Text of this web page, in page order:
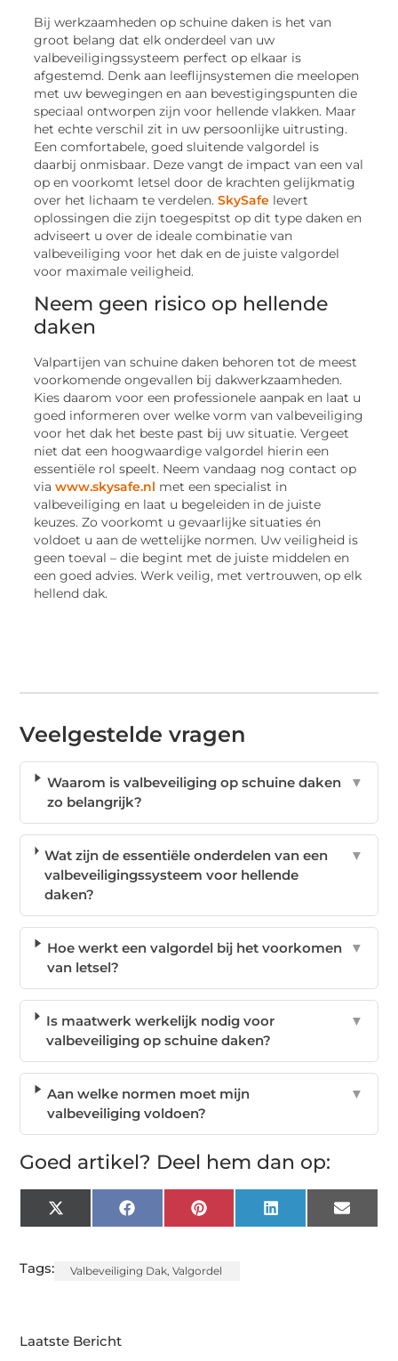
Bij werkzaamheden op schuine daken is het van
groot belang dat elk onderdeel van uw
valbeveiligingssysteem perfect op elkaar is
afgestemd. Denk aan leeflijnsystemen die meelopen
met uw bewegingen en aan bevestigingspunten die
speciaal ontworpen zijn voor hellende vlakken. Maar
het echte verschil zit in uw persoonlijke uitrusting.
Een comfortabele, goed sluitende valgordel is
daarbij onmisbaar. Deze vangt de impact van een val
op en voorkomt letsel door de krachten gelijkmatig
over het lichaam te verdelen.SkySafe levert
oplossingen die zijn toegespitst op dit type daken en
adviseert u over de ideale combinatie van
valbeveiliging voor het dak en de juiste valgordel
voor maximale veiligheid.
Neem geen risico op hellende
daken
Valpartijen van schuine daken behoren tot de meest
voorkomende ongevallen bij dakwerkzaamheden.
Kies daarom voor een professionele aanpak en laat u
goed informeren over welke vorm van valbeveiliging
voor het dak het beste past bij uw situatie. Vergeet
niet dat een hoogwaardige valgordel hierin een
essentiële rol speelt. Neem vandaag nog contact op
viawww.skysafe.nl met een specialist in
valbeveiliging en laat u begeleiden in de juiste
keuzes. Zo voorkomt u gevaarlijke situaties én
voldoet u aan de wettelijke normen. Uw veiligheid is
geen toeval – die begint met de juiste middelen en
een goed advies. Werk veilig, met vertrouwen, op elk
hellend dak.
Veelgestelde vragen
Waarom is valbeveiliging op schuine daken
zo belangrijk?
▼
Wat zijn de essentiële onderdelen van een
valbeveiligingssysteem voor hellende
daken?
▼
Hoe werkt een valgordel bij het voorkomen
van letsel?
▼
Is maatwerk werkelijk nodig voor
valbeveiliging op schuine daken?
▼
Aan welke normen moet mijn
valbeveiliging voldoen?
▼
Goed artikel? Deel hem dan op:
X
(Twitter)
FacebookPinterest LinkedIn Email
Tags: Valbeveiliging Dak,Valgordel
Laatste Bericht